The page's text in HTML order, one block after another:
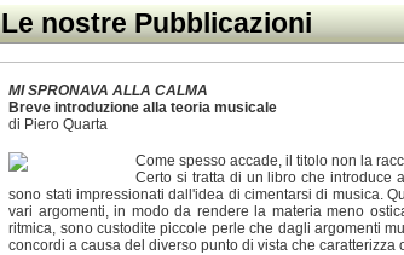
Le nostre Pubblicazioni
MI SPRONAVA ALLA CALMA
Breve introduzione alla teoria musicale
di Piero Quarta
Come spesso accade, il titolo non la
Certo si tratta di un libro che introduce
sono stati impressionati dall'idea di cimentarsi di musica.
vari argomenti, in modo da rendere la materia meno
ritmica, sono custodite piccole perle che dagli argomenti
concordi a causa del diverso punto di vista che